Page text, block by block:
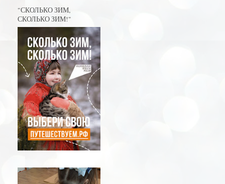
"СКОЛЬКО ЗИМ,
СКОЛЬКО ЗИМ!"